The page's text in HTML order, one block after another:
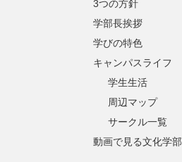
3つの方針
学部長挨拶
学びの特色
キャンパスライフ
学生生活
周辺マップ
サークル一覧
動画で見る文化学部